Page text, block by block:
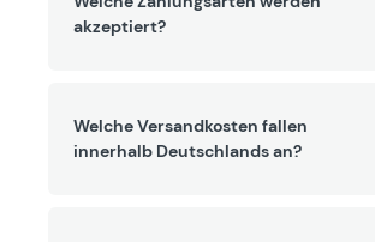
akzeptiert?
Welche Versandkosten fallen
innerhalb Deutschlands an?